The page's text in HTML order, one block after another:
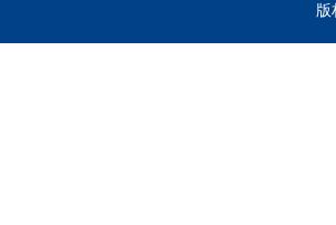
版